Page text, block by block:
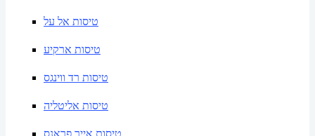
טיסות אל על
טיסות ארקיע
טיסות רד ווינגס
טיסות אליטליה
טיסות אייר פראנס